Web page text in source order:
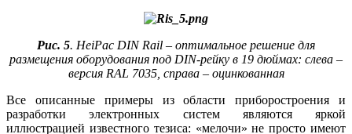
Рис. 5. HeiPac DIN Rail – оптимальное решение для
размещения оборудования под DIN-рейку в 19 дюймах: слева –
версия RAL 7035, справа – оцинкованная
Все описанные примеры из области приборостроения и
разработки электронных систем являются яркой
иллюстрацией известного тезиса: «мелочи» не просто имеют